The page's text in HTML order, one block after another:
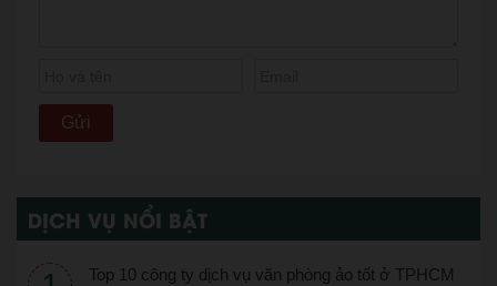
DỊCH VỤ NỔI BẬT
Top 10 công ty dịch vụ văn phòng ảo tốt ở TPHCM